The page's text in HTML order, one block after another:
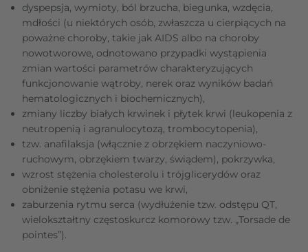
dyspepsja, wymioty, ból brzucha, biegunka, wzdęcia,
mdłości (u niektórych osób, zwłaszcza u cierpiących na
poważne choroby, takie jak AIDS albo na choroby
nowotworowe, odnotowano przypadki wystąpienia
zmian wartości parametrów charakteryzujących
funkcjonowanie wątroby, nerek oraz wyników badań
hematologicznych i biochemicznych),
zmiany liczby białych krwinek i płytek krwi (leukopenia z
neutropenią i agranulocytozą, trombocytopenia),
tzw. anafilaksja (włącznie z obrzękiem naczyniowo-
ruchowym, obrzękiem twarzy, świądem), pokrzywka,
wzrost stężenia cholesterolu i trójglicerydów oraz
obniżenie stężenia potasu we krwi,
zaburzenia rytmu serca (wydłużenie tzw. odstępu QT,
wielokształtny częstoskurcz komorowy tzw. „Torsade de
pointes”).